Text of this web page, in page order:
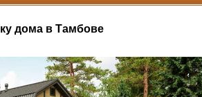
дома в Тамбове